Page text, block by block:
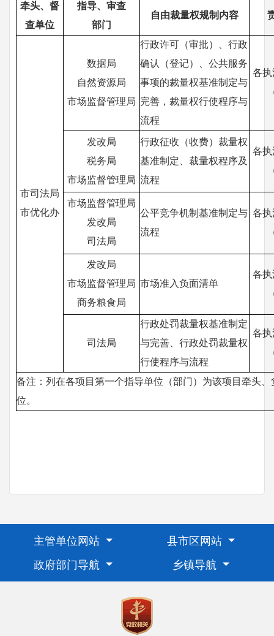
牵头、督
查单位
指导、审查
部门
自由裁量权规制内容
市司法局
市优化办
数据局
自然资源局
市场监督管理局
行政许可（审批）、行政
确认（登记）、公共服务
事项的裁量权基准制定与
完善，裁量权行使程序与
流程
各
发改局
税务局
市场监督管理局
行政征收（收费）裁量权
基准制定、裁量权程序及
流程
各
市场监督管理局
发改局
司法局
公平竞争机制基准制定与
流程
各
发改局
市场监督管理局
商务粮食局
市场准入负面清单
各
司法局
行政处罚裁量权基准制定
与完善、行政处罚裁量权
行使程序与流程
各
备注：列在各项目第一个指导单位（部门）为该项目牵头
位。
主管单位网站
县市区网站
政府部门导航
乡镇导航